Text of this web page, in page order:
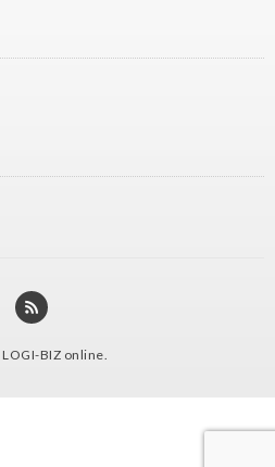
LOGI-BIZ online.